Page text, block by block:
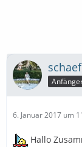
6. Januar 2017 um
Hallo